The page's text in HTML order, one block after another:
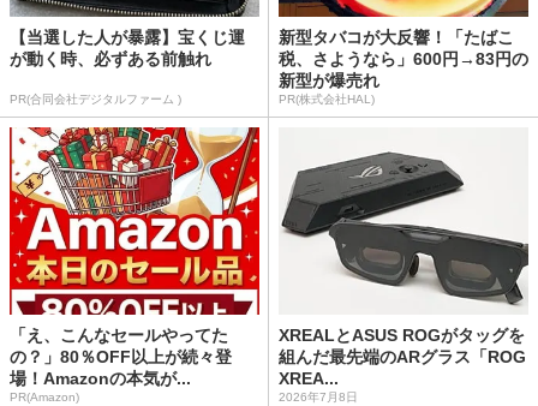
【当選した人が暴露】宝くじ運
が動く時、必ずある前触れ
PR(合同会社デジタルファーム )
新型タバコが大反響！「たばこ
税、さようなら」600円→83円の
新型が爆売れ
PR(株式会社HAL)
「え、こんなセールやってた
の？」80％OFF以上が続々登
場！Amazonの本気が...
PR(Amazon)
XREALとASUS ROGがタッグを
組んだ最先端のARグラス「ROG
XREA...
2026年7月8日